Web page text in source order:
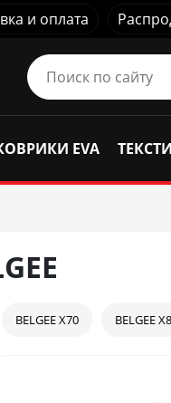
и оплата
EVA
BELGEE X70 BELGEE